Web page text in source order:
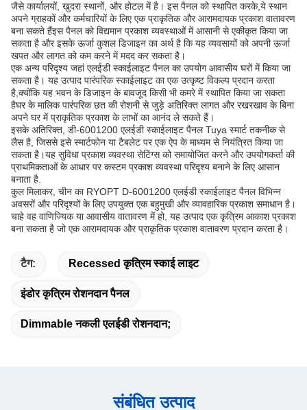
जैसे कार्यालयों, खुदरा स्थानों, और होटल में है। इस पैनल को स्थापित करके,ये स्थान
अपने ग्राहकों और कर्मचारियों के लिए एक प्राकृतिक और आरामदायक प्रकाश वातावरण
बना सकते हैंइस पैनल को विद्यमान प्रकाश व्यवस्थाओं में आसानी से एकीकृत किया जा
सकता है और इसके ऊर्जा कुशल डिजाइन का अर्थ है कि यह व्यवसायों को अपनी ऊर्जा
खपत और लागत को कम करने में मदद कर सकता है।
एक अन्य परिदृश्य जहां एलईडी स्काईलाइट पैनल का उपयोग आवासीय घरों में किया जा
सकता है। यह उत्पाद पारंपरिक स्काईलाइट का एक उत्कृष्ट विकल्प प्रदान करता
है,क्योंकि यह भवन के डिजाइन के बावजूद किसी भी कमरे में स्थापित किया जा सकता
हैघर के मालिक पारंपरिक छत की रोशनी से जुड़े अतिरिक्त लागत और रखरखाव के बिना
अपने घर में प्राकृतिक प्रकाश के लाभों का आनंद ले सकते हैं।
इसके अतिरिक्त, डी-6001200 एलईडी स्काईलाइट पैनल Tuya स्मार्ट तकनीक से
लैस है, जिससे इसे स्मार्टफोन या टैबलेट पर एक ऐप के माध्यम से नियंत्रित किया जा
सकता है।यह सुविधा प्रकाश व्यवस्था सेटिंग्स को समायोजित करने और उपयोगकर्ता की
प्राथमिकताओं के आधार पर कस्टम प्रकाश व्यवस्था परिदृश्य बनाने के लिए आसान
बनाता है.
कुल मिलाकर, चीन का RYOPT D-6001200 एलईडी स्काईलाइट पैनल विभिन्न
अवसरों और परिदृश्यों के लिए उपयुक्त एक बहुमुखी और व्यावहारिक प्रकाश समाधान है।
चाहे वह वाणिज्यिक या आवासीय वातावरण में हो, यह उत्पाद एक कृत्रिम आकाश प्रकाश
बना सकता है जो एक आरामदायक और प्राकृतिक प्रकाश वातावरण प्रदान करता है।
टैग: Recessed कृत्रिम स्काई लाइट
इंडोर कृत्रिम रोशनदान पैनल
Dimmable नकली एलईडी रोशनदान;
संबंधित उत्पाद